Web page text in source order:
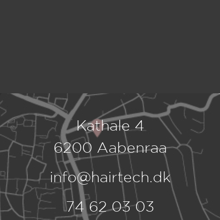
Kathale 4
6200 Aabenraa
info@hairtech.dk
74 62 03 03